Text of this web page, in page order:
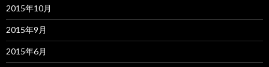
2015年10月
2015年9月
2015年6月